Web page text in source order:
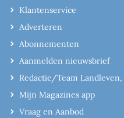
Klantenservice
Adverteren
Abonnementen
Aanmelden nieuwsbrief
Redactie/Team Landleven,
Mijn Magazines app
Vraag en Aanbod